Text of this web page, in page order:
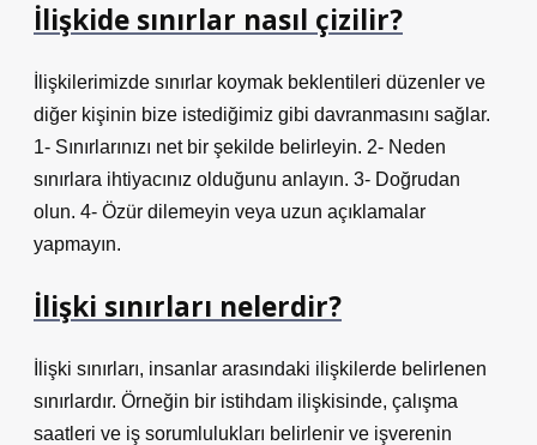
İlişkide sınırlar nasıl çizilir?
İlişkilerimizde sınırlar koymak beklentileri düzenler ve
diğer kişinin bize istediğimiz gibi davranmasını sağlar.
1- Sınırlarınızı net bir şekilde belirleyin. 2- Neden
sınırlara ihtiyacınız olduğunu anlayın. 3- Doğrudan
olun. 4- Özür dilemeyin veya uzun açıklamalar
yapmayın.
İlişki sınırları nelerdir?
İlişki sınırları, insanlar arasındaki ilişkilerde belirlenen
sınırlardır. Örneğin bir istihdam ilişkisinde, çalışma
saatleri ve iş sorumlulukları belirlenir ve işverenin